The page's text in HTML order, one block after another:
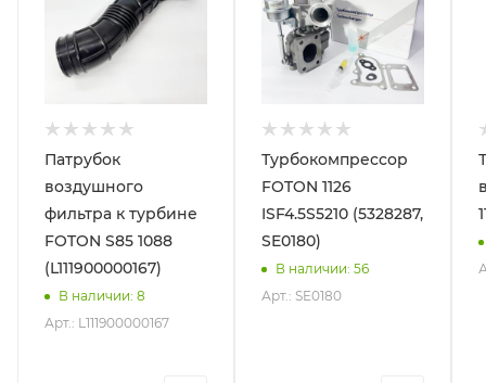
Патрубок
воздушного
фильтра к турбине
FOTON S85 1088
(L111900000167)
В наличии: 8
Арт.: L111900000167
Турбокомпрессор
FOTON 1126
ISF4.5S5210 (5328287,
SE0180)
В наличии: 56
Арт.: SE0180